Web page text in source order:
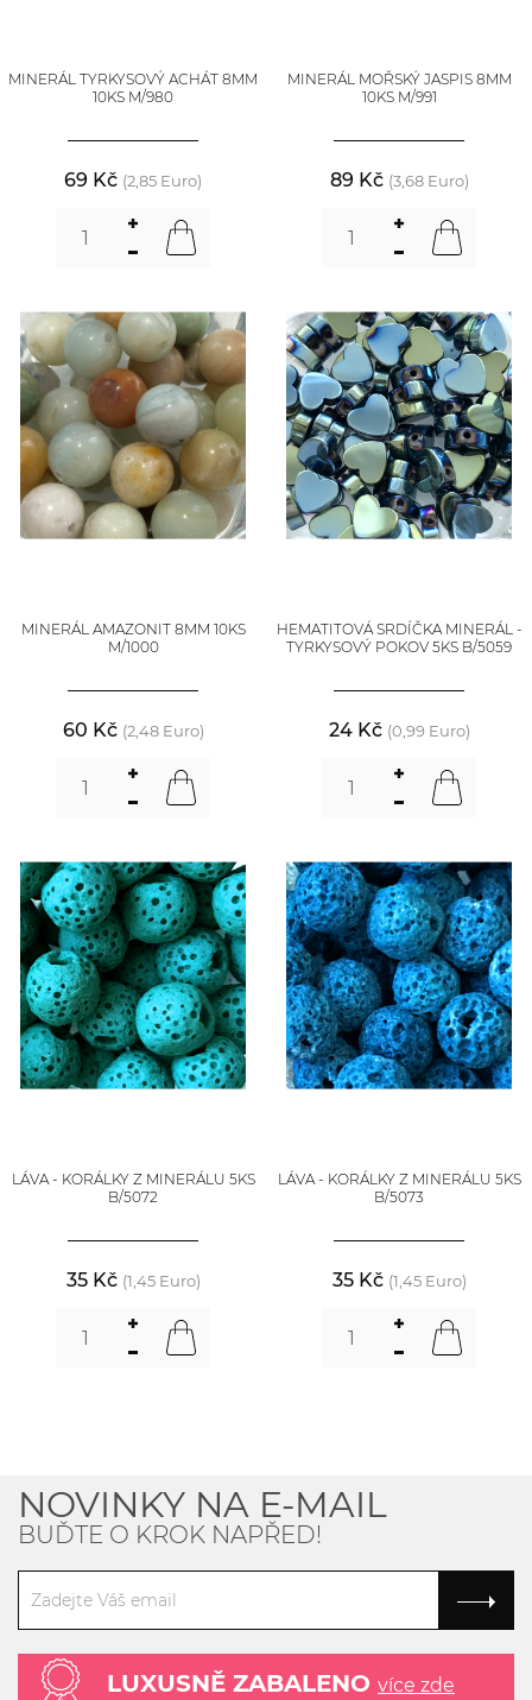
MINERÁL TYRKYSOVÝ ACHÁT 8MM
10KS M/980
69 Kč (2,85 Euro)
MINERÁL MOŘSKÝ JASPIS 8MM
10KS M/991
89 Kč (3,68 Euro)
MINERÁL AMAZONIT 8MM 10KS
M/1000
60 Kč (2,48 Euro)
HEMATITOVÁ SRDÍČKA MINERÁL -
TYRKYSOVÝ POKOV 5KS B/5059
24 Kč (0,99 Euro)
LÁVA - KORÁLKY Z MINERÁLU 5KS
B/5072
35 Kč (1,45 Euro)
LÁVA - KORÁLKY Z MINERÁLU 5KS
B/5073
35 Kč (1,45 Euro)
NOVINKY NA E-MAIL
BUĎTE O KROK NAPŘED!
LUXUSNĚ ZABALENO více zde